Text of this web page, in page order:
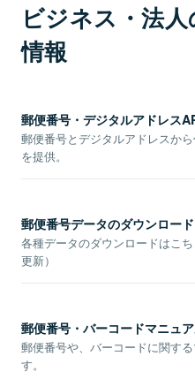
ビジネス・法
情報
郵便番号・デジタルアドレス
郵便番号とデジタルアドレスか
を提供。
郵便番号データのダウンロード
各種データのダウンロードはこ
更新）
郵便番号・バーコードマニュ
郵便番号や、バーコードに関す
す。